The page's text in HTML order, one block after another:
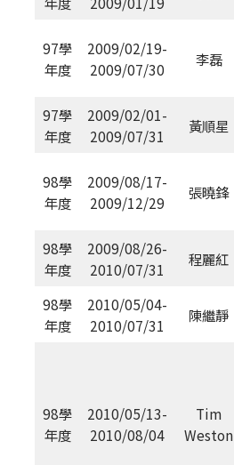
97學
年度
2009/02/19-
2009/07/30
李磊
97學
年度
2009/02/01-
2009/07/31
黃順星
98學
年度
2009/08/17-
2009/12/29
張曉鋒
98學
年度
2009/08/26-
2010/07/31
程麗紅
98學
年度
2010/05/04-
2010/07/31
陳繼靜
98學
年度
2010/05/13-
2010/08/04
Tim
Weston